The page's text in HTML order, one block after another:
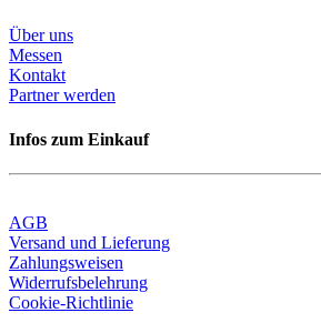
Über uns
Messen
Kontakt
Partner werden
Infos zum Einkauf
AGB
Versand und Lieferung
Zahlungsweisen
Widerrufsbelehrung
Cookie-Richtlinie